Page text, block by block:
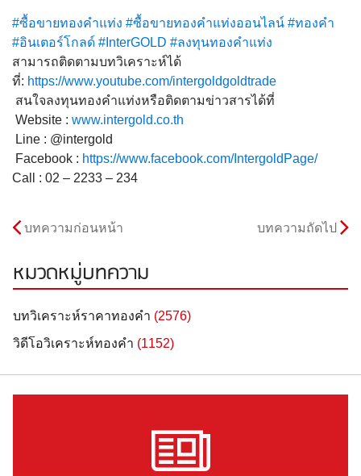
#ซื้อขายทองคำแท่ง #ซื้อขายทองคำแท่งออนไลน์ #ทองคำ
#อินเตอร์โกลด์ #InterGOLD #ลงทุนทองคำแท่ง
สามารถติดตามบทวิเคราะห์ได้
ที่: https://www.youtube.com/intergoldgoldtrade
สนใจลงทุนทองคำแท่งหรือติดตามข่าวสารได้ที่
Website : www.intergold.co.th
Line : @intergold
Facebook : https://www.facebook.com/IntergoldPage/
Call : 02 – 2233 – 234
บทความก่อนหน้า บทความถัดไป
หมวดหมู่บทความ
บทวิเคราะห์ราคาทองคำ (2576)
วิดีโอวิเคราะห์ทองคำ (1152)